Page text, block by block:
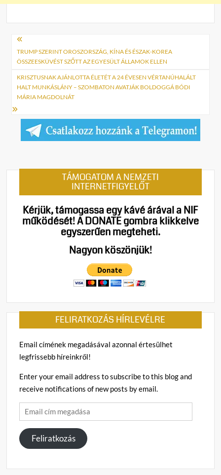
Bejegyzés
navigáció
TRUMP SZERINT OROSZORSZÁG, KÍNA ÉS ÉSZAK-KOREA
ÖSSZEESKÜVÉST SZŐTT AZ EGYESÜLT ÁLLAMOK ELLEN
KRISZTUSNAK AJÁNLOTTA ÉLETÉT A 24 ÉVESEN VÉRTANÚHALÁLT
HALT MUNKÁSLÁNY – SZOMBATON AVATJÁK BOLDOGGÁ BÓDI
MÁRIA MAGDOLNÁT
TÁMOGATOM A NEMZETI
INTERNETFIGYELŐT
Kérjük, támogassa egy kávé árával a NIF
működését!A DONATE gombra klikkelve
egyszerűen megteheti.
Nagyon köszönjük!
FELIRATKOZÁS HÍRLEVÉLRE
Email címének megadásával azonnal értesülhet
legfrissebb híreinkről!
Enter your email address to subscribe to this blog and
receive notifications of new posts by email.
Email
cím
megadása
Feliratkozás